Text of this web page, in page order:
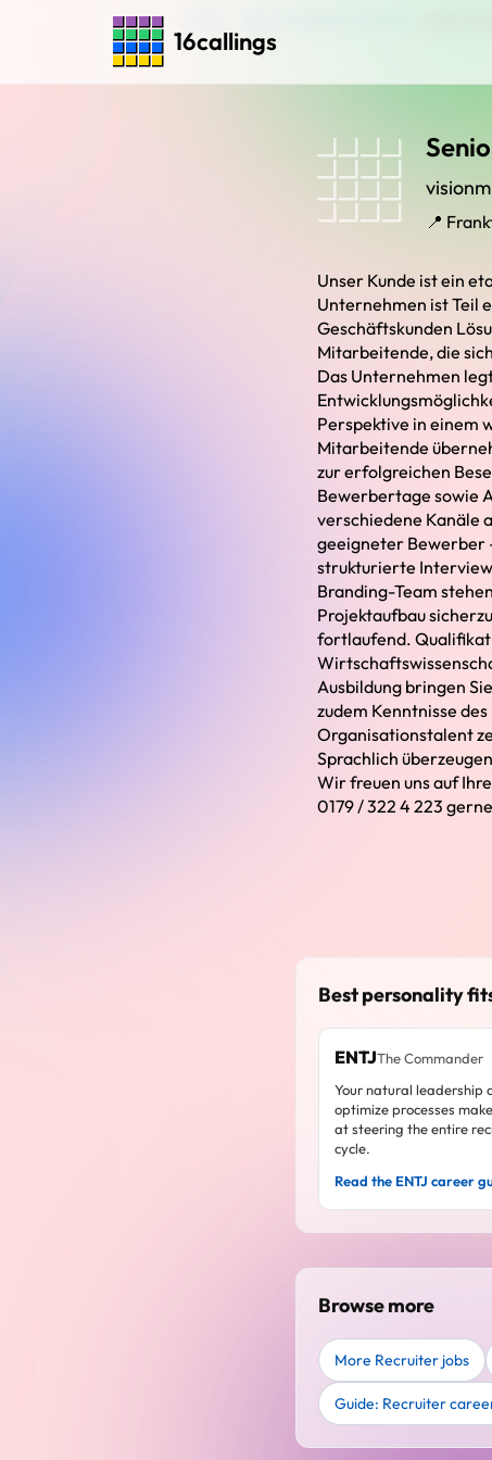
16callings
📍
Unser Kunde ist ein
Unternehmen ist Teil
Geschäftskunden
Mitarbeitende, die
Das Unternehmen
Perspektive in einem
Mitarbeitende
zur erfolgreichen
Bewerbertage sowie
verschiedene Kanäle
geeigneter Bewerber
strukturierte
Branding-Team
Projektaufbau
fortlaufend.
Ausbildung bringen
zudem Kenntnisse
Organisationstalent
Sprachlich
Wir freuen uns auf
0179 / 322 4 223
Best personality
ENTJThe Commander
Your natural leadership
optimize processes
at steering the entire
cycle.
Read the ENTJ career
Browse more
More Recruiter jobs
Guide: Recruiter